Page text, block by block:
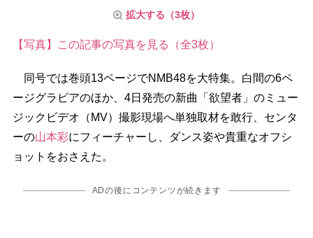
拡大する（3枚）
【写真】この記事の写真を見る（全3枚）
同号では巻頭13ページでNMB48を大特集。白間の6ペ
ージグラビアのほか、4日発売の新曲「欲望者」のミュー
ジックビデオ（MV）撮影現場へ単独取材を敢行、センタ
ーの山本彩にフィーチャーし、ダンス姿や貴重なオフシ
ョットをおさえた。
ADの後にコンテンツが続きます